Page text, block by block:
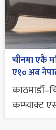
चीनमा एकै
ए१० अब
कम्प्याक्ट